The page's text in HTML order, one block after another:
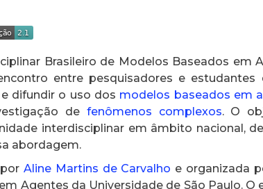
Brasileiro de Modelos Baseados em
entre pesquisadores e estudantes
difundir o uso dos modelos baseados em
de fenômenos complexos. O
interdisciplinar em âmbito nacional,
abordagem.
Aline Martins de Carvalho e organizada
Agentes da Universidade de São Paulo.